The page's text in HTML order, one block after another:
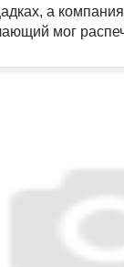
а
мог